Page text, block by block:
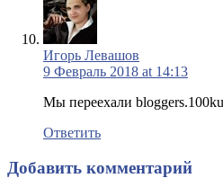
Игорь Левашов
9 Февраль 2018 at 14:13
Мы переехали
Ответить
Добавить комментарий